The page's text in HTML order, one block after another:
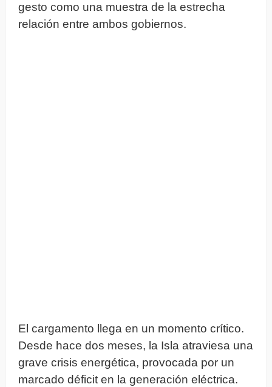
gesto como una muestra de la estrecha
relación entre ambos gobiernos.
El cargamento llega en un momento crítico.
Desde hace dos meses, la Isla atraviesa una
grave crisis energética, provocada por un
marcado déficit en la generación eléctrica.